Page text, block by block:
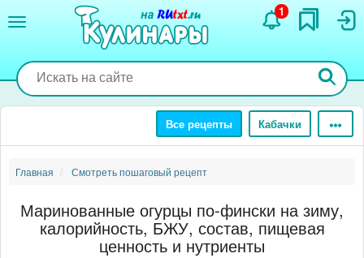
содержанию
1
Все рецепты Кабачки
Главная Смотреть пошаговый рецепт
Маринованные огурцы по-фински на зиму,
калорийность, БЖУ, состав, пищевая
ценность и нутриенты